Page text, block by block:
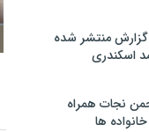
منتشر شده
اسکندری
نجات همراه
ها